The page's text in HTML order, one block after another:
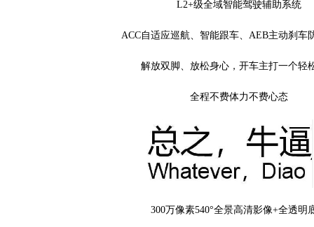
L2+级全域智能驾驶辅助系统
ACC自适应巡航、智能跟车、AEB主动刹车
解放双脚、放松身心，开车主打一个轻
全程不费体力不费心态
300万像素540°全景高清影像+全透明